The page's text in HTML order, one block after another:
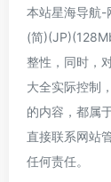
本站星海导航-
(简
整性，同时，
大全实际控制
的内容，都属
直接联系网站
任何责任。